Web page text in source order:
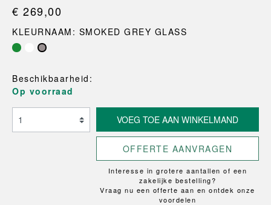
€ 269,00
KLEURNAAM: SMOKED GREY GLASS
Beschikbaarheid:
Op voorraad
VOEG TOE AAN WINKELMAND
OFFERTE AANVRAGEN
Interesse in grotere aantallen of een
zakelijke bestelling?
Vraag nu een offerte aan en ontdek onze
voordelen